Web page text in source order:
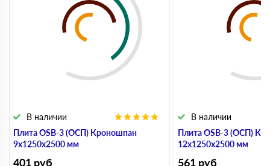
Плита OSB-3 (ОСП) Кроношпан
9х1250х2500 мм
В наличии
401 руб
Плита OSB-3 (ОСП)
12х1250х2500 мм
В наличии
561 руб